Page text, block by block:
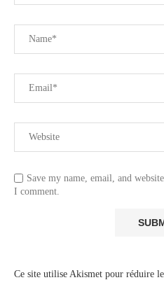
Save my name, email, and
I comment.
Ce site utilise Akismet pour réduire